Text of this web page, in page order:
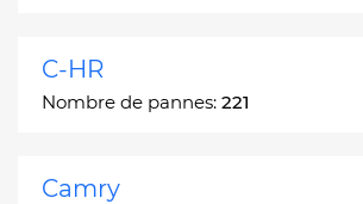
C-HR
Nombre de pannes: 221
Camry